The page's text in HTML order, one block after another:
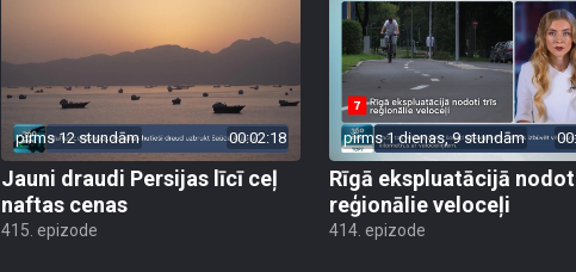
pirms 12 stundām 00:02:18
Jauni draudi Persijas līcī ceļ
naftas cenas
415. epizode
pirms 1 dienas, 9 stundām
Rīgā ekspluatācijā
reģionālie veloceļi
414. epizode